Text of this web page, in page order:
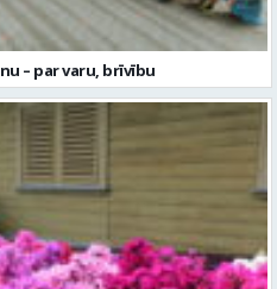
– par varu, brīvību